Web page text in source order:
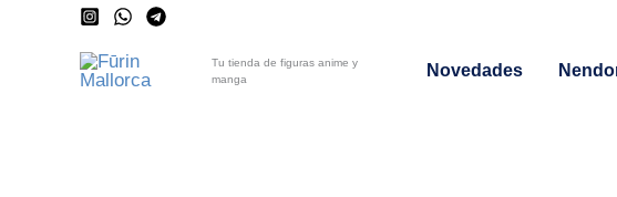
Tu tienda de figuras anime y
manga
Novedades